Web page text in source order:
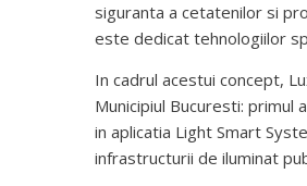
siguranta a cetatenilor si
este dedicat tehnologiilor
In cadrul acestui concept,
Municipiul Bucuresti:
in aplicatia Light Smart
infrastructurii de iluminat